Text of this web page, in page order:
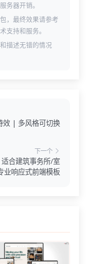
务器开销。
，最终效果请参考
支持和服务。
描述无错的情况
效 | 多风格可切换
下一个
合建筑事务所/室
业响应式前端模板